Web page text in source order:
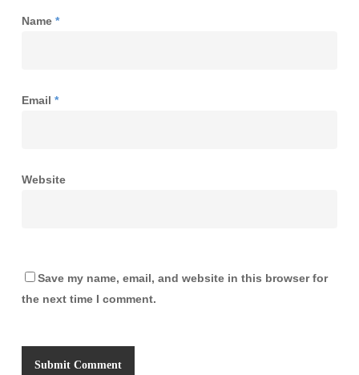
Name *
Email *
Website
Save my name, email, and website in this browser for
the next time I comment.